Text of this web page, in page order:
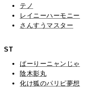
テノ
レイニーハーモニー
さんすうマスター
ST
ぱーりーニャンじゃ
陰木影丸
化け狐のパリピ夢想